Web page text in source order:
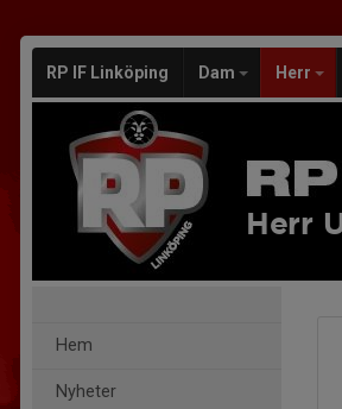
RP IF Linköping Dam Herr
Herr
Hem
Nyheter